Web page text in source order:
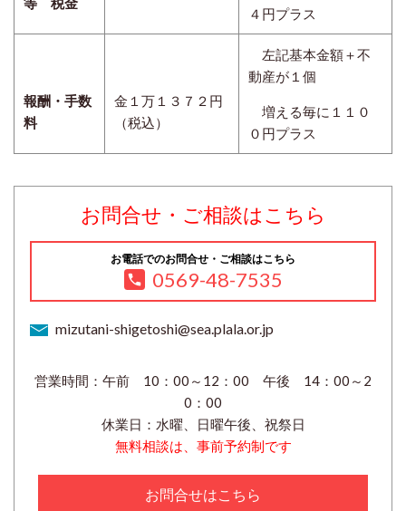
４円プラス
報酬・手数
料
金１万１３７２円
（税込）
左記基本金額＋不
動産が１個
増える毎に１１０
０円プラス
お問合せ・ご相談はこちら
お電話でのお問合せ・ご相談はこちら
0569-48-7535
mizutani-shigetoshi@sea.plala.or.jp
営業時間：午前 10：00～12：00 午後 14：00～2
0：00
休業日：水曜、日曜午後、祝祭日
無料相談は、事前予約制です
お問合せはこちら